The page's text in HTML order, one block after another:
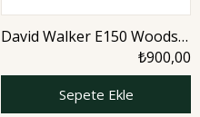
David Walker E150 Woods
50 ml Erkek Parfüm |
Aromatic
₺900,00
Sepete Ekle